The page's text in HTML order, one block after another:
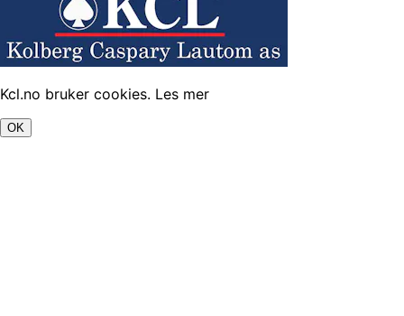
Kcl.no bruker cookies. Les mer
OK